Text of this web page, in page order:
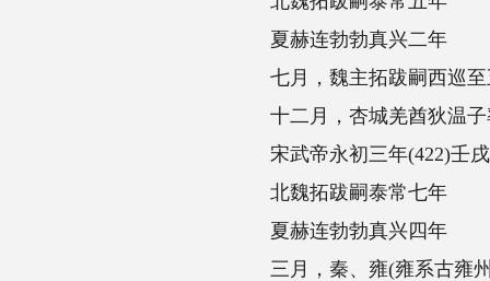
夏赫连勃勃真兴二年
七月，魏主拓跋嗣西巡至五原。
十二月，杏城羌酋狄温子率3000余家降魏
宋武帝永初三年(422)壬戌
北魏拓跋嗣泰常七年
夏赫连勃勃真兴四年
三月，秦、雍(雍系古雍州关中之地)流民